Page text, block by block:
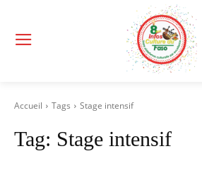
Accueil Tags Stage intensif
Tag: Stage intensif